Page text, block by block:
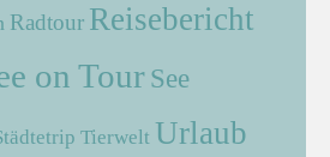
Radtour Reisebericht
on Tour See
Tierwelt Urlaub